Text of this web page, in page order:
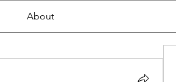
About